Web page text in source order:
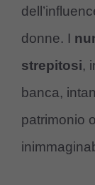
donne. I
strepitosi,
banca,
patrimonio